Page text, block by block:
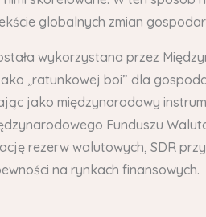
globalnych zmian
wykorzystana przez
„ratunkowej boi” dla
jako międzynarodowy
Funduszu
rezerw walutowych, SDR
na rynkach finansowych.